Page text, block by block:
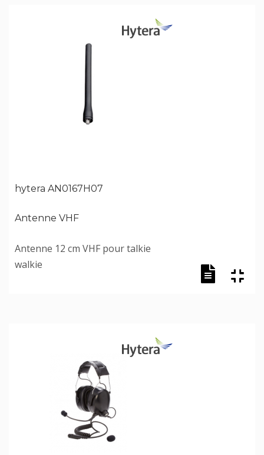
hytera AN0167H07
Antenne VHF
Antenne 12 cm VHF pour talkie
walkie